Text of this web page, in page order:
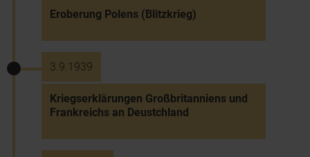
Eroberung Polens (Blitzkrieg)
3.9.1939
Kriegserklärungen Großbritanniens und
Frankreichs an Deustchland